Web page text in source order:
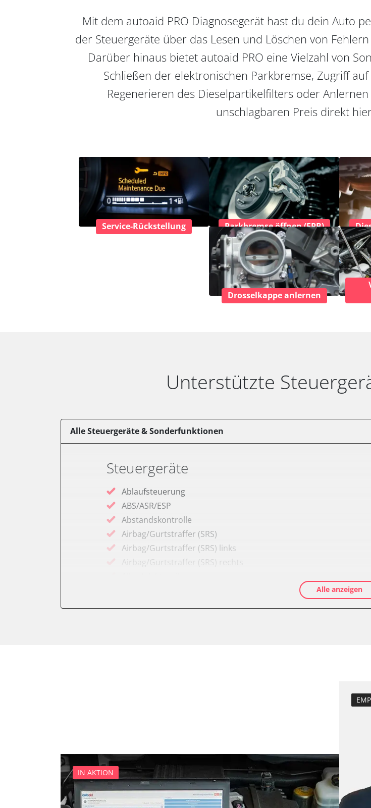
Mit dem autoaid PRO Diagnosegerät hast du dein Auto
der Steuergeräte über das Lesen und Löschen von
Darüber hinaus bietet autoaid PRO eine Vielzahl von
Schließen der elektronischen Parkbremse, Zugriff
Regenerieren des Dieselpartikelfilters oder
unschlagbaren Preis direkt
Service-Rückstellung Parkbremse öffnen (EPB)
Drosselkappe anlernen
Unterstützte
Alle Steuergeräte & Sonderfunktionen
Steuergeräte
Ablaufsteuerung
ABS/ASR/ESP
Abstandskontrolle
Airbag/Gurtstraffer (SRS)
Airbag/Gurtstraffer (SRS) links
Airbag/Gurtstraffer (SRS) rechts
Feststellbremse (EPB / SBC)
Gateway
Getriebesteuerung
Heckklappe
Alle anzeigen
IN AKTION